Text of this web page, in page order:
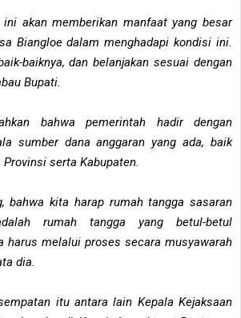
akan memberikan manfaat yang besar
Biangloe dalam menghadapi kondisi ini.
baiknya, dan belanjakan sesuai dengan
Bupati.
bahwa pemerintah hadir dengan
sumber dana anggaran yang ada, baik
Provinsi serta Kabupaten.
bahwa kita harap rumah tangga sasaran
rumah tangga yang betul-betul
harus melalui proses secara musyawarah
dia.
itu antara lain Kepala Kejaksaan